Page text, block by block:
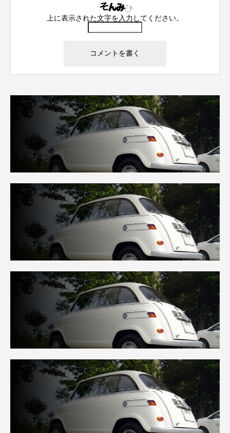
上に表示された文字を入力してください。